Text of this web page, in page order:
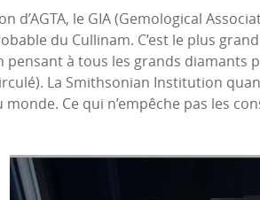
d’AGTA, le GIA (Gemological
du Cullinam. C’est le plus
pensant à tous les grands
La Smithsonian Institution
monde. Ce qui n’empêche pas les